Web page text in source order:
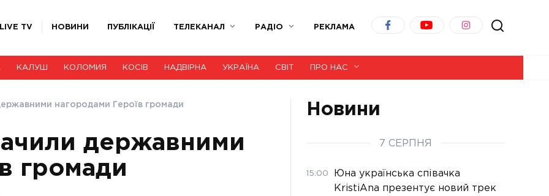
TV НОВИНИ ПУБЛІКАЦІЇ ТЕЛЕКАНАЛ РАДІО РЕКЛАМА
КАЛУШ КОЛОМИЯ КОСІВ НАДВІРНА УКРАЇНА СВІТ ПРО НАС
нагородами Героїв громади
державними
громади
Новини
7 СЕРПНЯ
15:00
Юна українська співачка
KristiAna презентує новий трек